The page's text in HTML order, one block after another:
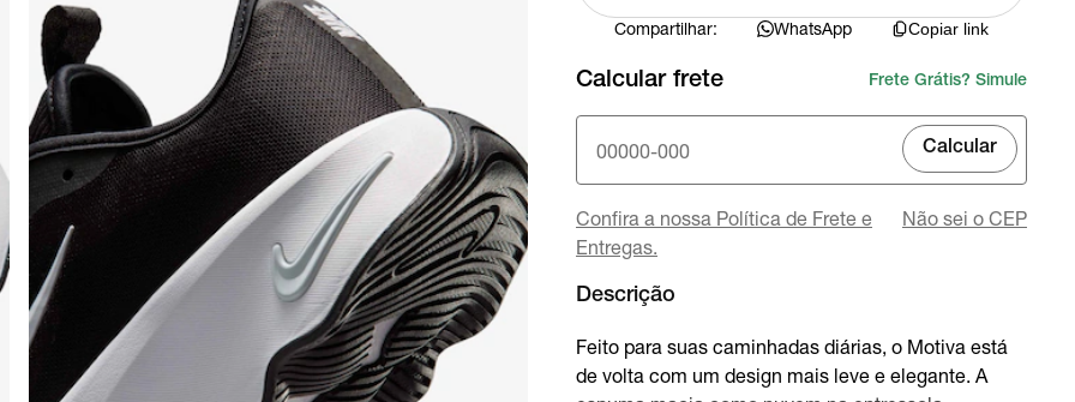
Compartilhar: WhatsApp Copiar link
Calcular frete Frete Grátis? Simule
Calcular
Confira a nossa Política de Frete e
Entregas.
Não sei o CEP
Descrição
Feito para suas caminhadas diárias, o Motiva está
de volta com um design mais leve e elegante. A